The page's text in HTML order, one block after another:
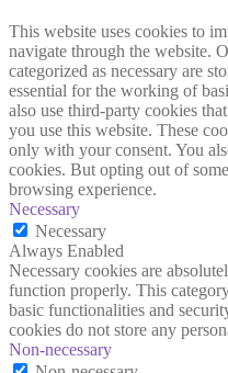
This website uses cookies to
navigate through the website.
categorized as necessary are
essential for the working of
also use third-party cookies
you use this website. These
only with your consent. You
cookies. But opting out of
browsing experience.
Necessary
Necessary
Always Enabled
Necessary cookies are
function properly. This
basic functionalities and
cookies do not store any
Non-necessary